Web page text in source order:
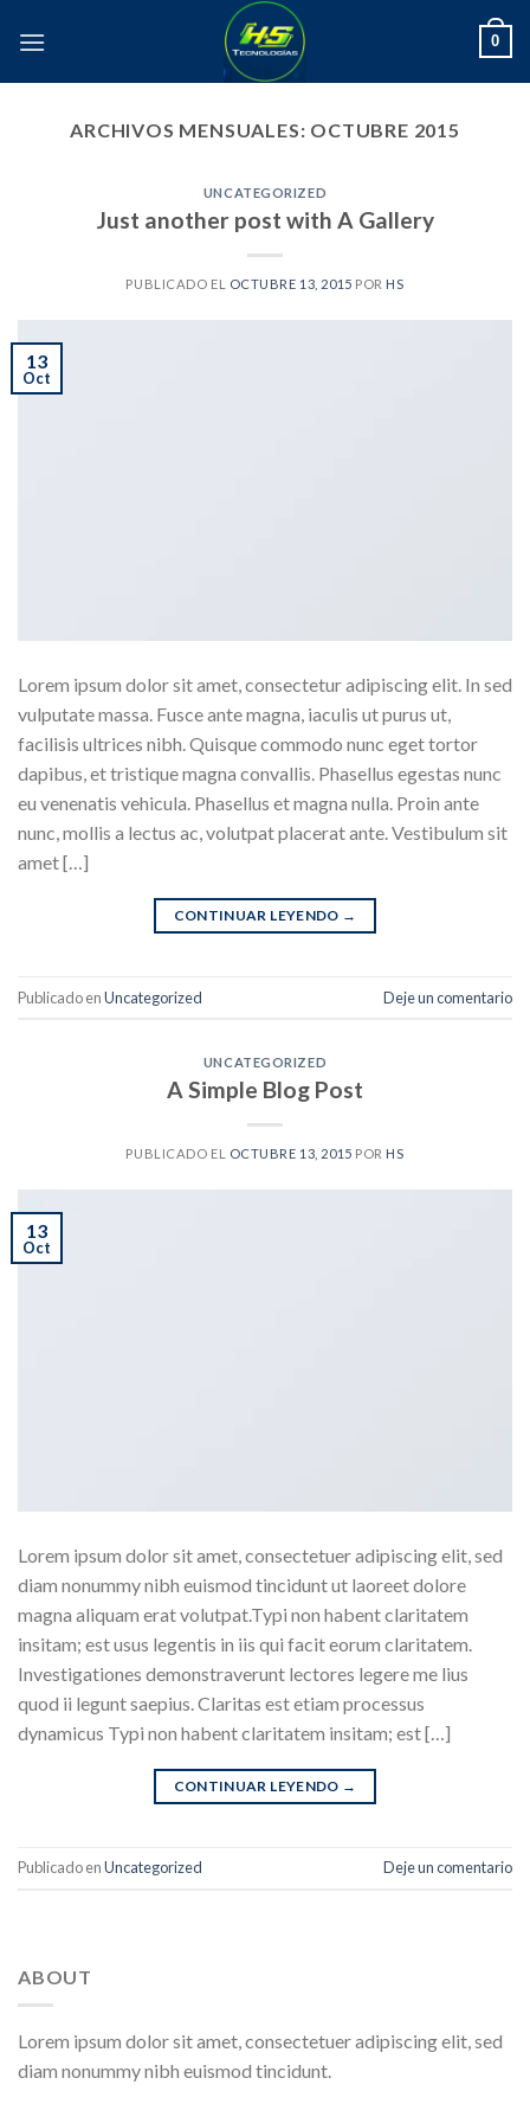
0
ARCHIVOS MENSUALES: OCTUBRE 2015
UNCATEGORIZED
Just another post with A Gallery
PUBLICADO EL OCTUBRE 13, 2015 POR HS
13
Oct
Lorem ipsum dolor sit amet, consectetur adipiscing elit. In sed
vulputate massa. Fusce ante magna, iaculis ut purus ut,
facilisis ultrices nibh. Quisque commodo nunc eget tortor
dapibus, et tristique magna convallis. Phasellus egestas nunc
eu venenatis vehicula. Phasellus et magna nulla. Proin ante
nunc, mollis a lectus ac, volutpat placerat ante. Vestibulum sit
amet […]
CONTINUAR LEYENDO →
Publicado enUncategorized Deje un comentario
UNCATEGORIZED
A Simple Blog Post
PUBLICADO EL OCTUBRE 13, 2015 POR HS
13
Oct
Lorem ipsum dolor sit amet, consectetuer adipiscing elit, sed
diam nonummy nibh euismod tincidunt ut laoreet dolore
magna aliquam erat volutpat.Typi non habent claritatem
insitam; est usus legentis in iis qui facit eorum claritatem.
Investigationes demonstraverunt lectores legere me lius
quod ii legunt saepius. Claritas est etiam processus
dynamicus Typi non habent claritatem insitam; est […]
CONTINUAR LEYENDO →
Publicado enUncategorized Deje un comentario
ABOUT
Lorem ipsum dolor sit amet, consectetuer adipiscing elit, sed
diam nonummy nibh euismod tincidunt.